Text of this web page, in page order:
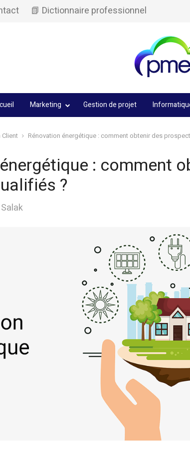
📗 Dictionnaire professionnel
Marketing Gestion de projet
Client Rénovation énergétique : comment obtenir des
: comment
?